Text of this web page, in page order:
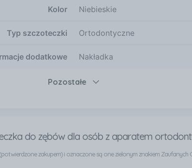
Kolor Niebieskie
Typ szczoteczki Ortodontyczne
dodatkowe Nakładka
Pozostałe
do zębów dla osób z aparatem
zakupem) i oznaczone są one zielonym znakiem Zaufanych